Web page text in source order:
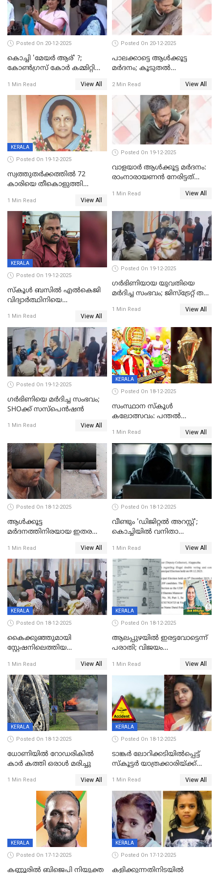
Posted On 20-12-2025
കൊച്ചി 'മേയർ ആര്' ?;
കോണ്‍ഗ്രസ് കോര്‍ കമ്മിറ്റി
1 Min Read View All
Posted On 20-12-2025
പാലക്കാട്ടെ ആള്‍ക്കൂട്ട
മര്‍ദനം; കൂടുതല്‍
അംഗ സംഘമെന്ന് വിവരം
2 Min Read View All
KERALA
Posted On 19-12-2025
സ്വത്തുതര്‍ക്കത്തില്‍ 72
കാരിയെ തീകൊളുത്തി
ക്രൂരകൊലപാതകത്തില്‍
സഹോദരിപുത്രന് ജീവപര്യന്തം
1 Min Read View All
Posted On 19-12-2025
വാളയാർ ആൾക്കൂട്ട മർദനം:
രാംനാരായണൻ നേരിട്ടത്
നാൽപ്പതിലേറെ
റിപ്പോർട്ട്
1 Min Read View All
KERALA
Posted On 19-12-2025
സ്കൂൾ ബസിൽ എൽകെജി
വിദ്യാര്‍ത്ഥിനിയെ
ക്ലീനര്‍ പിടിയിൽ
1 Min Read View All
Posted On 19-12-2025
ഗര്‍ഭിണിയായ യുവതിയെ
മര്‍ദിച്ച സംഭവം; ജിസ്‌ട്രേറ്റ് തല
യുവതി
1 Min Read View All
Posted On 19-12-2025
ഗര്‍ഭിണിയെ മർദിച്ച സംഭവം;
SHOക്ക് സസ്പെൻഷൻ
1 Min Read View All
KERALA
Posted On 18-12-2025
സംസ്ഥാന സ്കൂൾ
കലോത്സവം: പന്തൽ
1 Min Read View All
Posted On 18-12-2025
ആൾക്കൂട്ട
മർദനത്തിനിരയായ ഇതര
നടുക്കുന്ന സംഭവം
വാളയാറിൽ
1 Min Read View All
Posted On 18-12-2025
വീണ്ടും 'ഡിജിറ്റല്‍ അറസ്റ്റ്';
കൊച്ചിയില്‍ വനിതാ
കോടി രൂപ
1 Min Read View All
KERALA
Posted On 18-12-2025
കൈക്കുഞ്ഞുമായി
സ്റ്റേഷനിലെത്തിയ
കരണത്തടിച്ചു; CC ടിവി
ദൃശ്യങ്ങൾ പുറത്ത്
1 Min Read View All
KERALA
Posted On 18-12-2025
ആലപ്പുഴയിൽ ഇരട്ടവോട്ടെന്ന്
പരാതി; വിജയം
വാർഡിലെ എൽഡിഎഫ്
സ്ഥാനാർത്ഥി
1 Min Read View All
KERALA
Posted On 18-12-2025
ധോണിയിൽ റോഡരികിൽ
കാർ കത്തി ഒരാൾ മരിച്ചു
1 Min Read View All
KERALA
Posted On 18-12-2025
ടാങ്കർ ലോറിക്കടിയിൽപ്പെട്ട്
സ്കൂട്ടർ യാത്രക്കാരിയ്ക്ക്
കണ്ടോത്ത് ദേശീയ പാതയിൽ
1 Min Read View All
KERALA
Posted On 17-12-2025
കണ്ണൂരിൽ ബിജെപി നിയുക്ത
KERALA
Posted On 17-12-2025
കളിക്കുന്നതിനിടയിൽ